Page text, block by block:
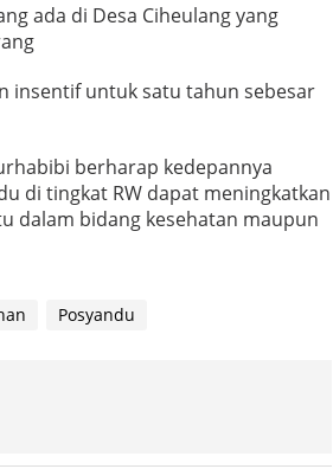
ada di Desa Ciheulang yang
insentif untuk satu tahun sebesar
berharap kedepannya
di tingkat RW dapat meningkatkan
dalam bidang kesehatan maupun
Posyandu